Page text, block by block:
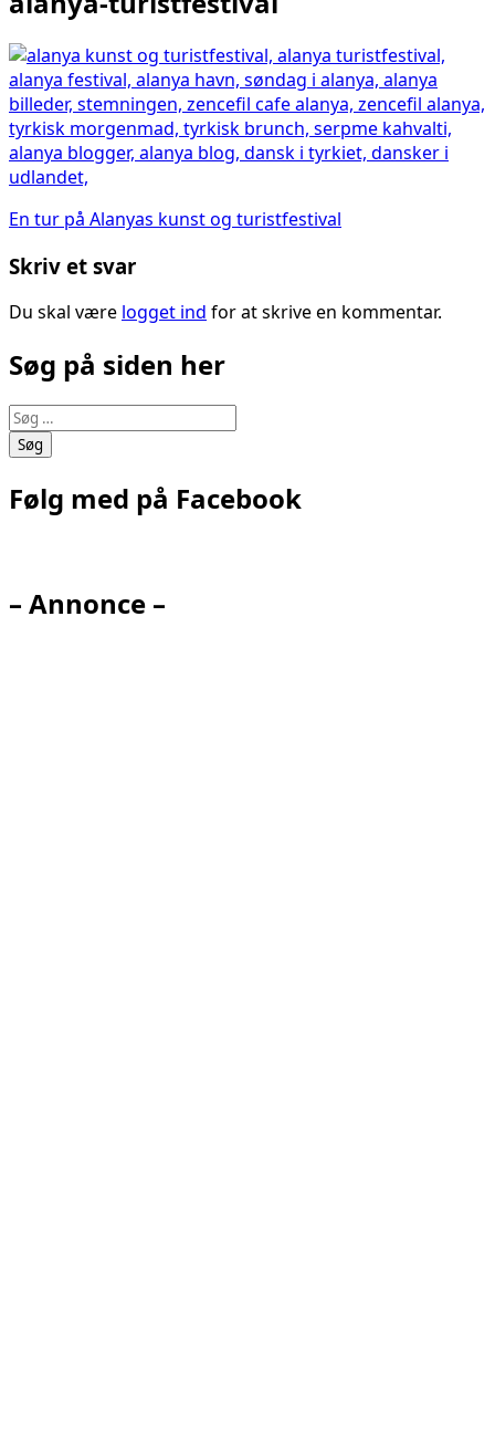
Indlægsnavigation
En tur på Alanyas kunst og turistfestival
Skriv et svar
Du skal være logget ind for at skrive en kommentar.
Søg på siden her
Søg
efter:
Følg med på Facebook
– Annonce –